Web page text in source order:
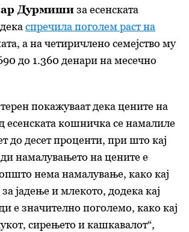
Дурмишиза есенската
спречила поголем раст на
а на четиричлено семејство му
до 1.360 денари на месечно
покажуваат дека цените на
есенската кошничка се намалиле
до десет проценти, при што кај
намалувањето на цените е
нема намалување, како кај
јадење и млекото, додека кај
е значително поголемо, како кај
сирењето и кашкавалот“,